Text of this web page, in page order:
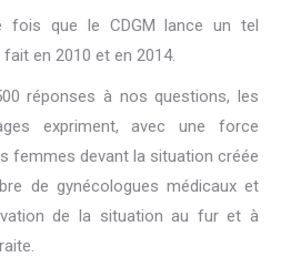
fois que le CDGM lance un tel
fait en 2010 et en 2014.
réponses à nos questions, les
expriment, avec une force
femmes devant la situation créée
de gynécologues médicaux et
de la situation au fur et à